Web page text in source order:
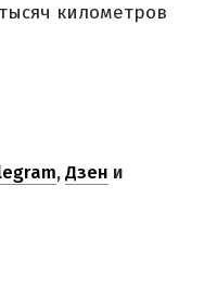
километров
,Дзен и